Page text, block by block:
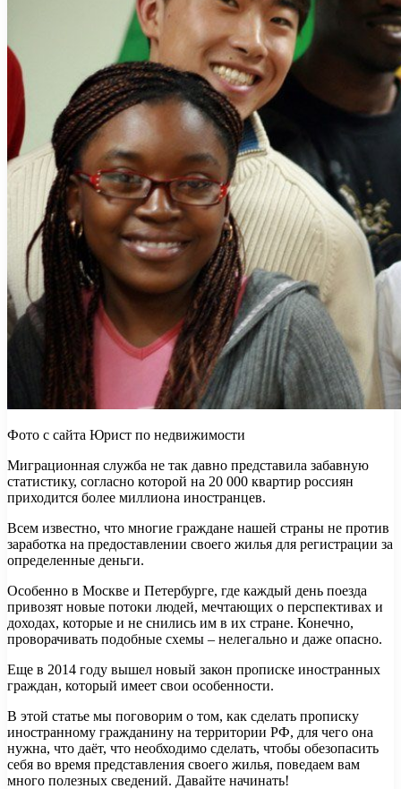
Фото с сайта Юрист по недвижимости
Миграционная служба не так давно представила забавную
статистику, согласно которой на 20 000 квартир россиян
приходится более миллиона иностранцев.
Всем известно, что многие граждане нашей страны не против
заработка на предоставлении своего жилья для регистрации за
определенные деньги.
Особенно в Москве и Петербурге, где каждый день поезда
привозят новые потоки людей, мечтающих о перспективах и
доходах, которые и не снились им в их стране. Конечно,
проворачивать подобные схемы – нелегально и даже опасно.
Еще в 2014 году вышел новый закон прописке иностранных
граждан, который имеет свои особенности.
В этой статье мы поговорим о том, как сделать прописку
иностранному гражданину на территории РФ, для чего она
нужна, что даёт, что необходимо сделать, чтобы обезопасить
себя во время представления своего жилья, поведаем вам
много полезных сведений. Давайте начинать!